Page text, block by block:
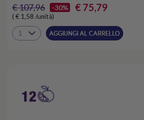
€ 107,96 -30% € 75,79
( € 1,58 /unità)
AGGIUNGI AL CARRELLO